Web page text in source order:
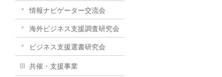
情報ナビゲーター交流会
海外ビジネス支援調査研究会
ビジネス支援選書研究会
共催・支援事業